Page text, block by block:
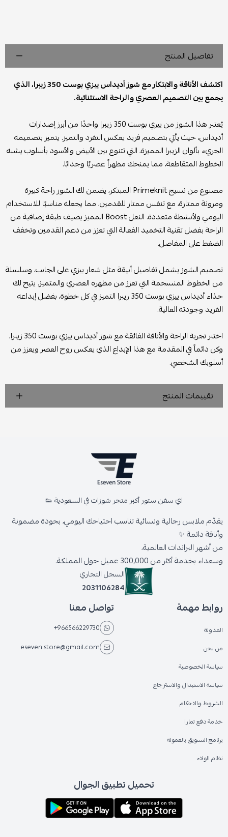
تفاصيل المنتج
اكتشف الأناقة والابتكار مع شوز أديداس ييزي بوست 350 زيبرا، الذي
يجمع بين التصميم العصري والراحة الاستثنائية.
يُعتبر هذا الشوز من ييزي بوست 350 زيبرا واحدًا من أبرز إصدارات
أديداس، حيث يأتي بتصميم فريد يعكس التفرد والتميز. يتميز بتصميمه
الجريء بألوان الزيبرا المميزة، التي تتنوع بين الأبيض والأسود بأسلوب يشبه
الخطوط المتقاطعة، مما يمنحك مظهراً عصريًا وجذابًا.
مصنوع من نسيج Primeknit المبتكر، يضمن لك الشوز راحة كبيرة
ومرونة ممتازة، مع تنفس ممتاز للقدمين، مما يجعله مناسبًا للاستخدام
اليومي ولأنشطة متعددة. النعل Boost المميز يضيف طبقة إضافية من
الراحة بفضل تقنية التخميد الفعالة التي تعزز من دعم القدمين وتخفف
الضغط على المفاصل.
تصميم الشوز يشمل تفاصيل أنيقة مثل شعار ييزي على الجانب، وسلسلة
من الخطوط المنسجمة التي تعزز من مظهره العصري والمتميز. يتيح لك
حذاء أديداس ييزي بوست 350 زيبرا التميز في كل خطوة، بفضل إبداعه
الفريد وجودته العالية.
اختبر تجربة الراحة والأناقة الفائقة مع شوز أديداس ييزي بوست 350 زيبرا،
وكن دائماً في المقدمة مع هذا الإبداع الذي يعكس روح العصر ويعزز من
أسلوبك الشخصي.
تقييمات المنتج
اي سفن ستور أكبر متجر شوزات في السعودية 👟
يقدّم ملابس رجالية ونسائية تناسب احتياجك اليومي، بجودة مضمونة
وأناقة دائمة ✨
من أشهر البراندات العالمية،
وسعداء بخدمة أكثر من 300,000 عميل حول المملكة.
السجل التجاري
2031106284
روابط مهمة
المدونة
من نحن
سياسة الخصوصية
سياسة الاستبدال والاسترجاع
الشروط والاحكام
خدمة دفع تمارا
برنامج التسويق بالعمولة
نظام الولاء
تواصل معنا
+966566229730
eseven.store@gmail.com
تحميل تطبيق الجوال